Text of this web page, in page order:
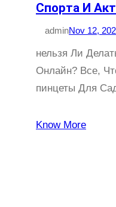
Спорта И
adminNov 12,
нельзя Ли
Онлайн? Все,
пинцеты Для
Know More